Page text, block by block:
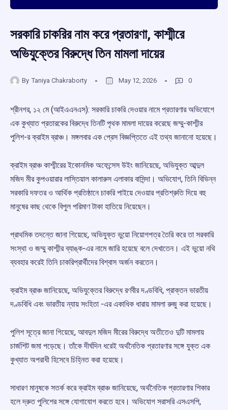
সরকারি চাকরির নাম করে প্রতারণা, কাশ্মীরে
অভিযুক্তের বিরুদ্ধে তিন মামলা দায়ের
By Taniya Chakraborty May 12, 2026 0
শ্রীনগর, ১২ মে (আইএএনএস): সরকারি চাকরি দেওয়ার নামে প্রতারণার অভিযোগে
এক কুখ্যাত প্রতারকের বিরুদ্ধে তিনটি পৃথক মামলা দায়ের করেছে জম্মু-কাশ্মীর
পুলিশ-র ক্রাইম ব্রাঞ্চ। মঙ্গলবার এক প্রেস বিজ্ঞপ্তিতে এই তথ্য জানানো হয়েছে।
ক্রাইম ব্রাঞ্চ কাশ্মীরের ইকোনমিক অফেন্সেস উইং জানিয়েছে, অভিযুক্ত আব্দুল
মজিদ মীর কুপওয়ারার লাস্তিয়াল কালারুস এলাকার বাসিন্দা। অভিযোগ, তিনি বিভিন্ন
সরকারি দফতর ও আর্থিক প্রতিষ্ঠানে চাকরি পাইয়ে দেওয়ার প্রতিশ্রুতি দিয়ে বহু
মানুষের কাছ থেকে বিপুল পরিমাণ টাকা হাতিয়ে নিয়েছেন।
প্রাথমিক তদন্তে জানা গিয়েছে, অভিযুক্ত ভুয়ো নিয়োগপত্র তৈরি করে তা সরকারি
সংস্থা ও জম্মু কাশ্মীর ব্যাঙ্ক-এর নামে জারি হয়েছে বলে দেখাতেন। এই ভুয়ো নথি
ব্যবহার করেই তিনি চাকরিপ্রার্থীদের বিশ্বাস অর্জন করতেন।
ক্রাইম ব্রাঞ্চ জানিয়েছে, অভিযুক্তের বিরুদ্ধে রণবীর দণ্ডবিধি, প্রাক্তন ভারতীয়
দণ্ডবিধি এবং ভারতীয় ন্যায় সংহিতা -এর একাধিক ধারায় মামলা রুজু করা হয়েছে।
পুলিশ সূত্রে জানা গিয়েছে, আবদুল মজিদ মীরের বিরুদ্ধে অতীতেও দুটি মামলায়
চার্জশিট জমা পড়েছে। তাঁকে দীর্ঘদিন ধরেই অর্থনৈতিক প্রতারণার সঙ্গে যুক্ত এক
কুখ্যাত অপরাধী হিসেবে চিহ্নিত করা হয়েছে।
সাধারণ মানুষকে সতর্ক করে ক্রাইম ব্রাঞ্চ জানিয়েছে, অর্থনৈতিক প্রতারণার শিকার
হলে দ্রুত পুলিশের সঙ্গে যোগাযোগ করতে হবে। অভিযোগ সরাসরি এসএসপি,